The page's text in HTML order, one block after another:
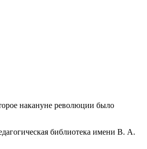
накануне революции было
библиотека имени В. А.